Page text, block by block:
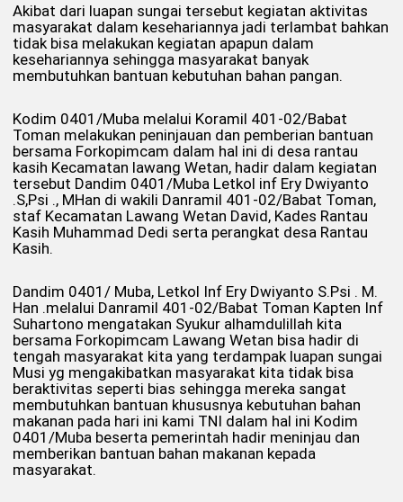
Akibat dari luapan sungai tersebut kegiatan aktivitas
masyarakat dalam kesehariannya jadi terlambat bahkan
tidak bisa melakukan kegiatan apapun dalam
kesehariannya sehingga masyarakat banyak
membutuhkan bantuan kebutuhan bahan pangan.
Kodim 0401/Muba melalui Koramil 401-02/Babat
Toman melakukan peninjauan dan pemberian bantuan
bersama Forkopimcam dalam hal ini di desa rantau
kasih Kecamatan lawang Wetan, hadir dalam kegiatan
tersebut Dandim 0401/Muba Letkol inf Ery Dwiyanto
.S,Psi ., MHan di wakili Danramil 401-02/Babat Toman,
staf Kecamatan Lawang Wetan David, Kades Rantau
Kasih Muhammad Dedi serta perangkat desa Rantau
Kasih.
Dandim 0401/ Muba, Letkol Inf Ery Dwiyanto S.Psi . M.
Han .melalui Danramil 401-02/Babat Toman Kapten Inf
Suhartono mengatakan Syukur alhamdulillah kita
bersama Forkopimcam Lawang Wetan bisa hadir di
tengah masyarakat kita yang terdampak luapan sungai
Musi yg mengakibatkan masyarakat kita tidak bisa
beraktivitas seperti bias sehingga mereka sangat
membutuhkan bantuan khususnya kebutuhan bahan
makanan pada hari ini kami TNI dalam hal ini Kodim
0401/Muba beserta pemerintah hadir meninjau dan
memberikan bantuan bahan makanan kepada
masyarakat.